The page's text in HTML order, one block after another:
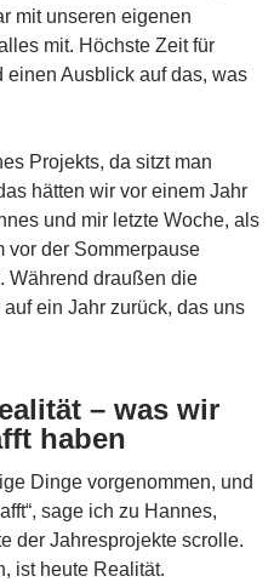
mit unseren eigenen
mit. Höchste Zeit für
Ausblick auf das, was
Projekts, da sitzt man
hätten wir vor einem Jahr
und mir letzte Woche, als
vor der Sommerpause
Während draußen die
ein Jahr zurück, das uns
– was wir
haben
Dinge vorgenommen, und
sage ich zu Hannes,
der Jahresprojekte scrolle.
ist heute Realität.